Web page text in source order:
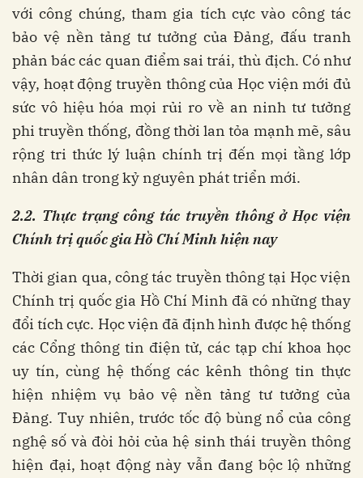
với công chúng, tham gia tích cực vào công tác
bảo vệ nền tảng tư tưởng của Đảng, đấu tranh
phản bác các quan điểm sai trái, thù địch. Có như
vậy, hoạt động truyền thông của Học viện mới đủ
sức vô hiệu hóa mọi rủi ro về an ninh tư tưởng
phi truyền thống, đồng thời lan tỏa mạnh mẽ, sâu
rộng tri thức lý luận chính trị đến mọi tầng lớp
nhân dân trong kỷ nguyên phát triển mới.
2.2. Thực trạng công tác truyền thông ở Học viện
Chính trị quốc gia Hồ Chí Minh hiện nay
Thời gian qua, công tác truyền thông tại Học viện
Chính trị quốc gia Hồ Chí Minh đã có những thay
đổi tích cực. Học viện đã định hình được hệ thống
các Cổng thông tin điện tử, các tạp chí khoa học
uy tín, cùng hệ thống các kênh thông tin thực
hiện nhiệm vụ bảo vệ nền tảng tư tưởng của
Đảng. Tuy nhiên, trước tốc độ bùng nổ của công
nghệ số và đòi hỏi của hệ sinh thái truyền thông
hiện đại, hoạt động này vẫn đang bộc lộ những